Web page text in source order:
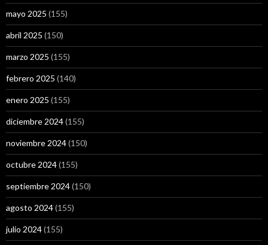
mayo 2025 (155)
abril 2025 (150)
marzo 2025 (155)
febrero 2025 (140)
enero 2025 (155)
diciembre 2024(155)
noviembre 2024(150)
octubre 2024(155)
septiembre 2024(150)
agosto 2024(155)
julio 2024(155)